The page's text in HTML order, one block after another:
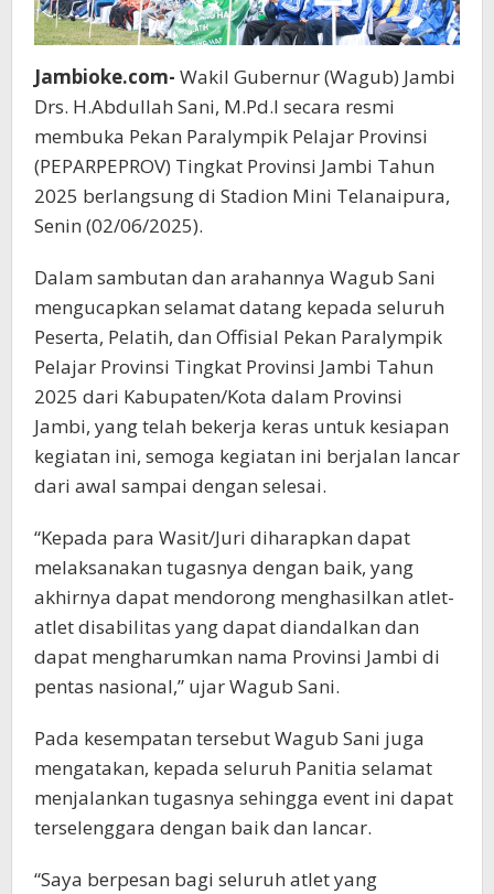
Jambioke.com- Wakil Gubernur (Wagub) Jambi
Drs. H.Abdullah Sani, M.Pd.I secara resmi
membuka Pekan Paralympik Pelajar Provinsi
(PEPARPEPROV) Tingkat Provinsi Jambi Tahun
2025 berlangsung di Stadion Mini Telanaipura,
Senin (02/06/2025).
Dalam sambutan dan arahannya Wagub Sani
mengucapkan selamat datang kepada seluruh
Peserta, Pelatih, dan Offisial Pekan Paralympik
Pelajar Provinsi Tingkat Provinsi Jambi Tahun
2025 dari Kabupaten/Kota dalam Provinsi
Jambi, yang telah bekerja keras untuk kesiapan
kegiatan ini, semoga kegiatan ini berjalan lancar
dari awal sampai dengan selesai.
“Kepada para Wasit/Juri diharapkan dapat
melaksanakan tugasnya dengan baik, yang
akhirnya dapat mendorong menghasilkan atlet-
atlet disabilitas yang dapat diandalkan dan
dapat mengharumkan nama Provinsi Jambi di
pentas nasional,” ujar Wagub Sani.
Pada kesempatan tersebut Wagub Sani juga
mengatakan, kepada seluruh Panitia selamat
menjalankan tugasnya sehingga event ini dapat
terselenggara dengan baik dan lancar.
“Saya berpesan bagi seluruh atlet yang